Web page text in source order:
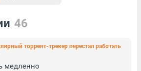
46
торрент-трекер перестал работать
медленно